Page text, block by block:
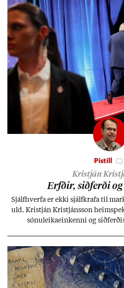
Pistill
Kristján
Erfð­ir, sið­ferði
Sjálf­hverfa er ekki sjálf­krafa til
uld. Kristján Kristjáns­son
sónu­leika­ein­kenni og